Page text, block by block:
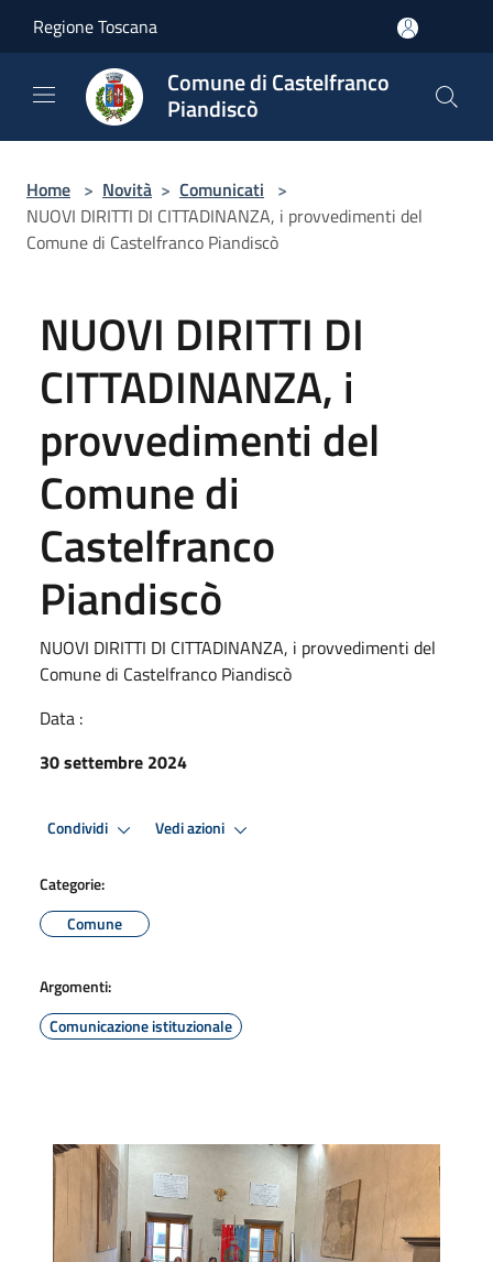
Regione Toscana
Comune di Castelfranco
Piandiscò
Home > Novità > Comunicati >
NUOVI DIRITTI DI CITTADINANZA, i provvedimenti del
Comune di Castelfranco Piandiscò
NUOVI DIRITTI DI
CITTADINANZA, i
provvedimenti del
Comune di
Castelfranco
Piandiscò
NUOVI DIRITTI DI CITTADINANZA, i provvedimenti del
Comune di Castelfranco Piandiscò
Data :
30 settembre 2024
Condividi Vedi azioni
Categorie:
Comune
Argomenti:
Comunicazione istituzionale